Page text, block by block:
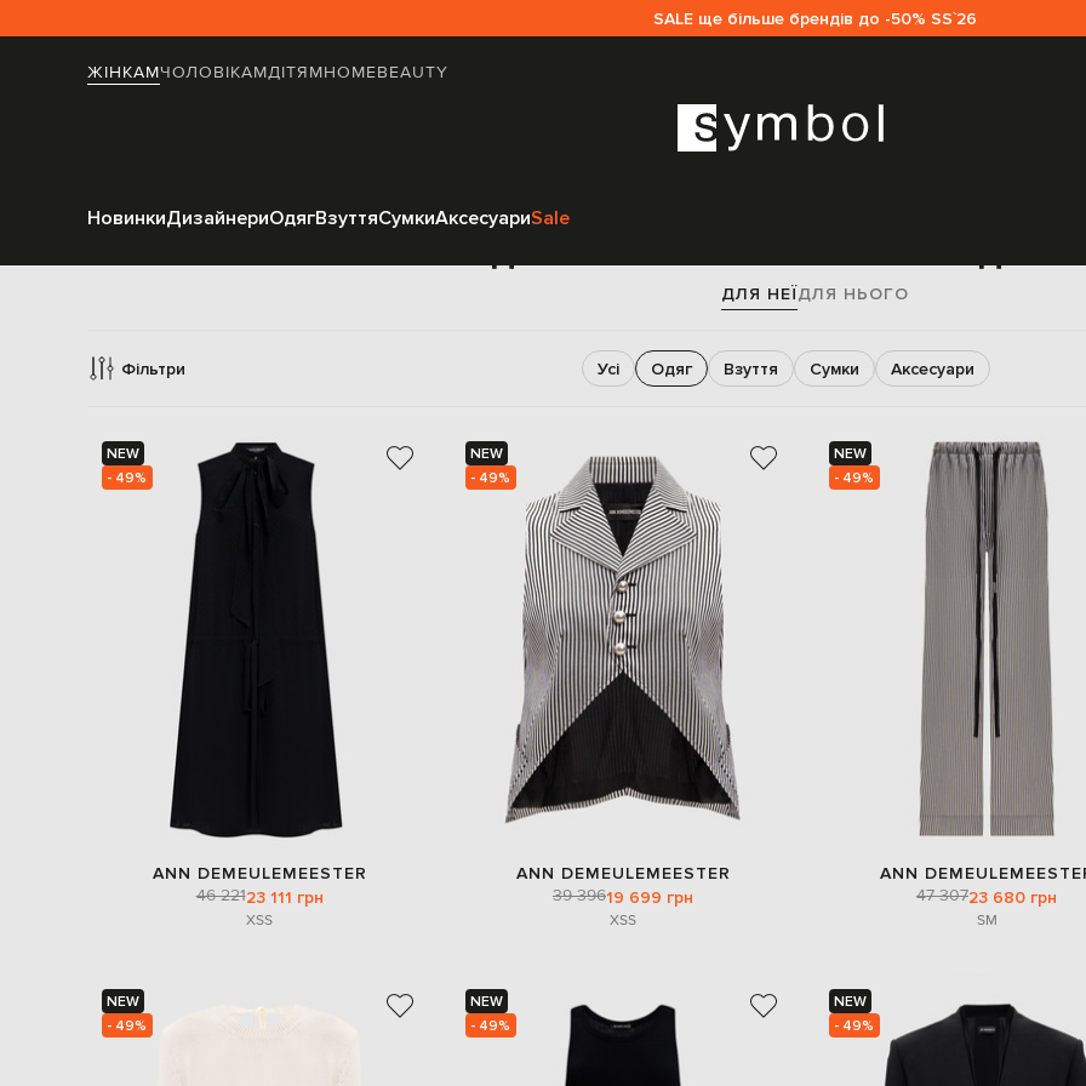
SALE ще більше брендів до -50% SS`26
ЖІНКАМЧОЛОВІКАМДІТЯМHOMEBEAUTY
НовинкиДизайнериОдягВзуттяСумкиАксесуариSale
ДЛЯ НЕЇДЛЯ НЬОГО
Фільтри Усі Одяг Взуття Сумки Аксесуари
NEW
- 49%
ANN DEMEULEMEESTER
46 22123 111 грн
XSS
NEW
- 49%
ANN DEMEULEMEESTER
39 39619 699 грн
XSS
NEW
- 49%
ANN
47 30723 680 грн
SM
NEW
- 49%
NEW
- 49%
NEW
- 49%